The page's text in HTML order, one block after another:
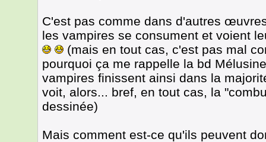
C'est pas comme dans d'autres
les vampires se consument et voient
(mais en tout cas, c'est pas mal
pourquoi ça me rappelle la bd
vampires finissent ainsi dans la
voit, alors... bref, en tout cas, la
dessinée)
Mais comment est-ce qu'ils peuvent